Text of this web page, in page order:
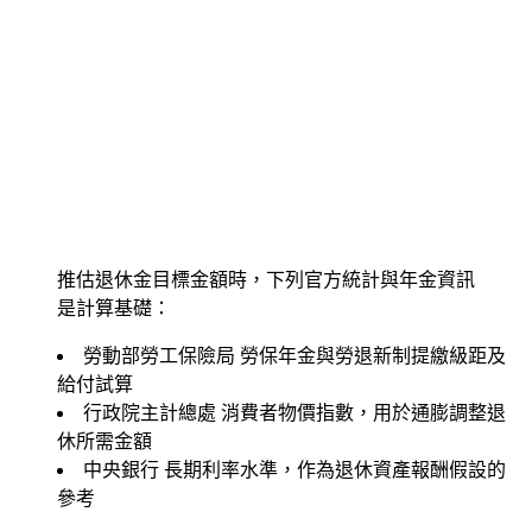
推估退休金目標金額時，下列官方統計與年金資訊
是計算基礎：
勞動部勞工保險局 勞保年金與勞退新制提繳級距及
給付試算
行政院主計總處 消費者物價指數，用於通膨調整退
休所需金額
中央銀行 長期利率水準，作為退休資產報酬假設的
參考